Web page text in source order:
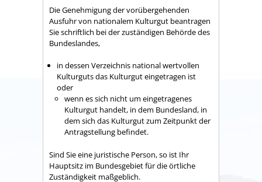
Die Genehmigung der vorübergehenden
Ausfuhr von nationalem Kulturgut beantragen
Sie schriftlich bei der zuständigen Behörde des
Bundeslandes,
in dessen Verzeichnis national wertvollen
Kulturguts das Kulturgut eingetragen ist
oder
wenn es sich nicht um eingetragenes
Kulturgut handelt, in dem Bundesland, in
dem sich das Kulturgut zum Zeitpunkt der
Antragstellung befindet.
Sind Sie eine juristische Person, so ist Ihr
Hauptsitz im Bundesgebiet für die örtliche
Zuständigkeit maßgeblich.